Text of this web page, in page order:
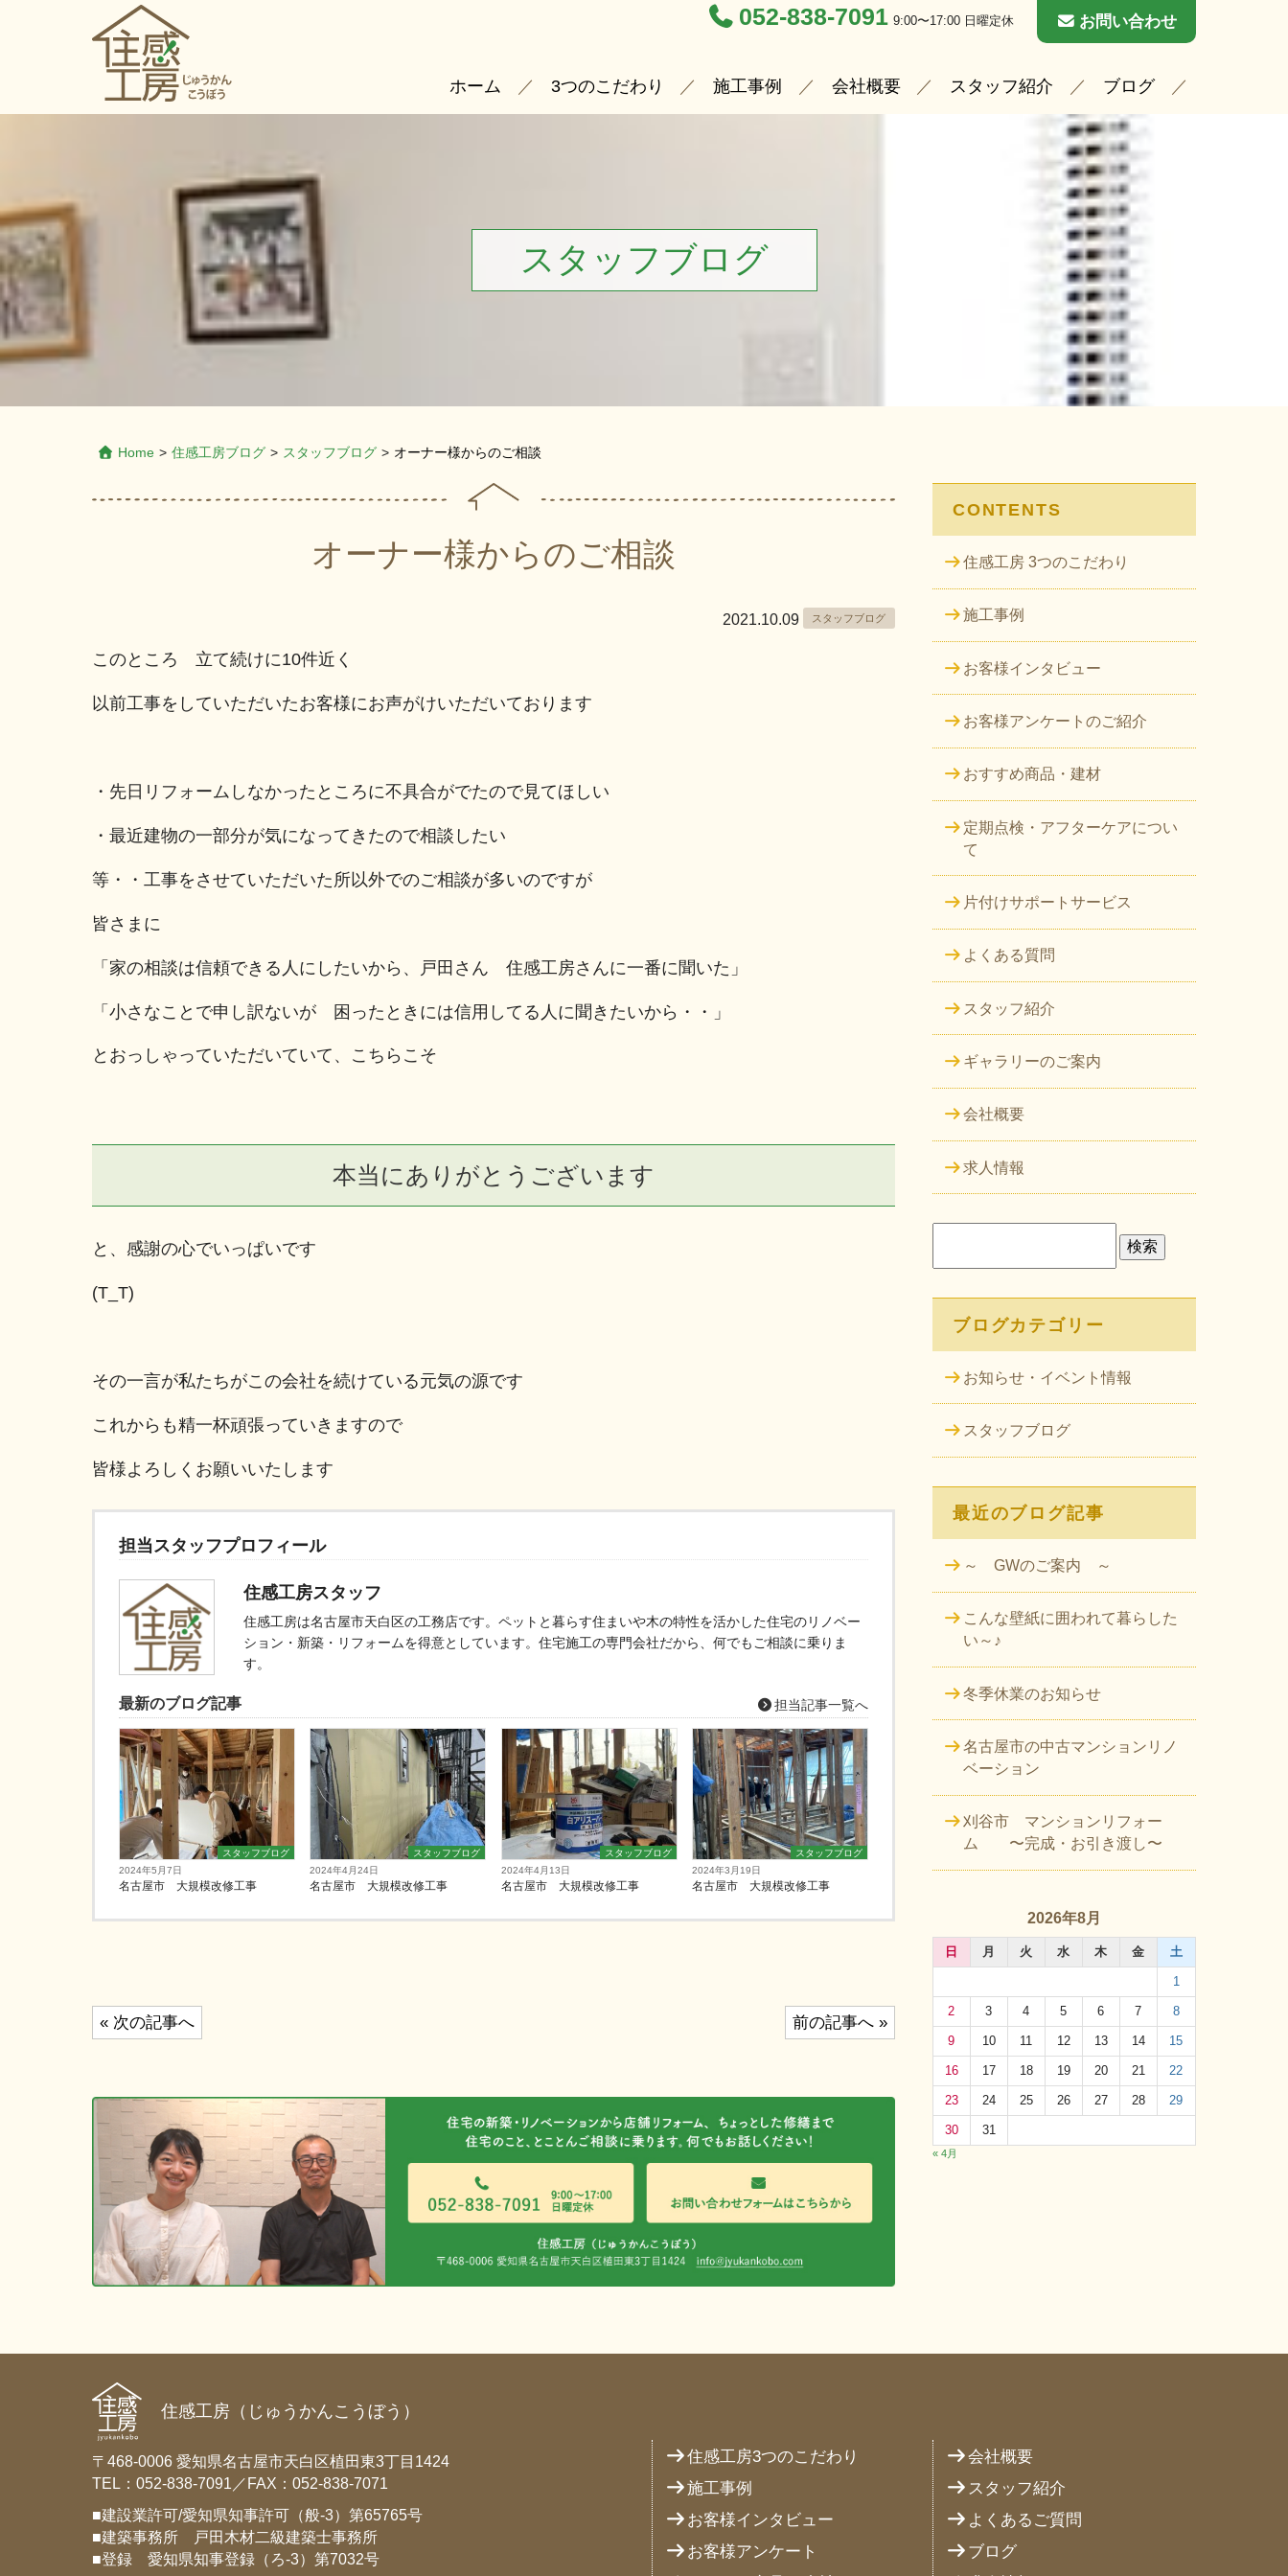
052-838-7091 9:00〜17:00 日曜定休 お問い合わせ
ホーム 3つのこだわり 施工事例 会社概要 スタッフ紹介 ブログ
スタッフブログ
Home > 住感工房ブログ > スタッフブログ > オーナー様からのご相談
オーナー様からのご相談
2021.10.09 スタッフブログ
このところ 立て続けに10件近く
以前工事をしていただいたお客様にお声がけいただいております
・先日リフォームしなかったところに不具合がでたので見てほしい
・最近建物の一部分が気になってきたので相談したい
等・・工事をさせていただいた所以外でのご相談が多いのですが
皆さまに
「家の相談は信頼できる人にしたいから、戸田さん 住感工房さんに一番に聞いた」
「小さなことで申し訳ないが 困ったときには信用してる人に聞きたいから・・」
とおっしゃっていただいていて、こちらこそ
本当にありがとうございます
と、感謝の心でいっぱいです
(T_T)
その一言が私たちがこの会社を続けている元気の源です
これからも精一杯頑張っていきますので
皆様よろしくお願いいたします
担当スタッフプロフィール
住感工房スタッフ
住感工房は名古屋市天白区の工務店です。ペットと暮らす住まいや木の特性を活かした住宅のリノベー
ション・新築・リフォームを得意としています。住宅施工の専門会社だから、何でもご相談に乗りま
す。
最新のブログ記事 担当記事一覧へ
スタッフブログ
2024年5月7日
名古屋市 大規模改修工事
スタッフブログ
2024年4月24日
名古屋市 大規模改修工事
スタッフブログ
2024年4月13日
名古屋市 大規模改修工事
スタッフブログ
2024年3月19日
名古屋市 大規模改修工事
投
稿
シ
ン
前の記事へ »
« 次の記事へ
CONTENTS
住感工房 3つのこだわり
施工事例
お客様インタビュー
お客様アンケートのご紹介
おすすめ商品・建材
定期点検・アフターケアについ
て
片付けサポートサービス
よくある質問
スタッフ紹介
ギャラリーのご案内
会社概要
求人情報
ブログカテゴリー
お知らせ・イベント情報
スタッフブログ
最近のブログ記事
～ GWのご案内 ～
こんな壁紙に囲われて暮らした
い～♪
冬季休業のお知らせ
名古屋市の中古マンションリノ
ベーション
刈谷市 マンションリフォー
ム 〜完成・お引き渡し〜
2026年8月
日 月 火 水 木 金 土
1
2 3 4 5 6 7 8
9 10 11 12 13 14 15
16 17 18 19 20 21 22
23 24 25 26 27 28 29
30 31
« 4月
住感工房（じゅうかんこうぼう）
〒468-0006 愛知県名古屋市天白区植田東3丁目1424
TEL：052-838-7091／FAX：052-838-7071
■建設業許可/愛知県知事許可（般-3）第65765号
■建築事務所 戸田木材二級建築士事務所
■登録 愛知県知事登録（ろ-3）第7032号
住感工房3つのこだわり
施工事例
お客様インタビュー
お客様アンケート
会社概要
スタッフ紹介
よくあるご質問
ブログ